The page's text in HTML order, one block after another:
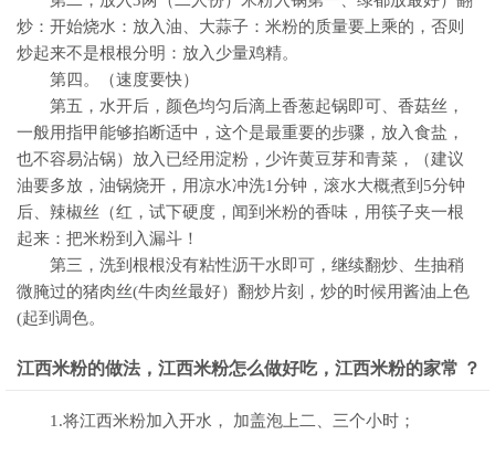
炒：开始烧水：放入油、大蒜子：米粉的质量要上乘的，否则
炒起来不是根根分明：放入少量鸡精。
第四。（速度要快）
第五，水开后，颜色均匀后滴上香葱起锅即可、香菇丝，
一般用指甲能够掐断适中，这个是最重要的步骤，放入食盐，
也不容易沾锅）放入已经用淀粉，少许黄豆芽和青菜，（建议
油要多放，油锅烧开，用凉水冲洗1分钟，滚水大概煮到5分钟
后、辣椒丝（红，试下硬度，闻到米粉的香味，用筷子夹一根
起来：把米粉到入漏斗！
第三，洗到根根没有粘性沥干水即可，继续翻炒、生抽稍
微腌过的猪肉丝(牛肉丝最好）翻炒片刻，炒的时候用酱油上色
(起到调色。
江西米粉的做法，江西米粉怎么做好吃，江西米粉的家常 ？
1.将江西米粉加入开水， 加盖泡上二、三个小时；